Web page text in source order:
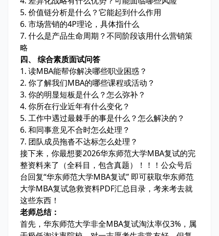
5. 价值链分析是什么？它能起到什么作用
6. 市场营销的4P理论，具体指什么
7. 什么是产品生命周期？不同阶段该用什么营销策
略
四、 综合素质面试问答
1. 读MBA能帮你解决哪些职业困惑？
2. 你了解我们MBA的哪些课程或活动？
3. 你的明显短板是什么？怎么弥补？
4. 你所在行业近年有什么变化？
5. 工作中遇过最棘手的事是什么？怎么解决的？
6. 和同事意见不合时怎么处理？
7. 团队成员拖沓不达标怎么处理？
接下来，你最想要2026华东师范大学MBA复试的完
整资料来了（全科目，包含真题）！！！公众号后
台回复“华东师范大学MBA复试” 即可获取华东师范
大学MBA复试急救资料PDF汇总目录，考来考去就
这些东西！
老师总结：
首先，华东师范大学非全MBA复试淘汰率仅3%，属